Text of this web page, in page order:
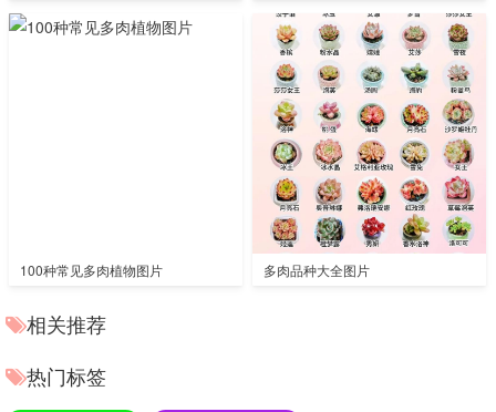
100种常见多肉植物图片 多肉品种大全图片
相关推荐
热门标签